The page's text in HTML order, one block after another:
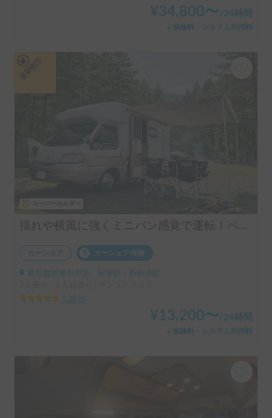
¥34,800〜 /24時間
＋保険料・システム利用料
揺れや横風に強くミニバン感覚で運転！ペット大歓迎＆快適リアエアコン＆大人6名就寝可能♪安心安全なダブルタイヤを装備したロータス号で素敵な旅を！
カーシェア カーシェア保険
東京都清瀬市中里, ' 秋津駅・新秋津駅
5.00
6
¥ 13,200〜 /24時間
＋保険料・システム利用料